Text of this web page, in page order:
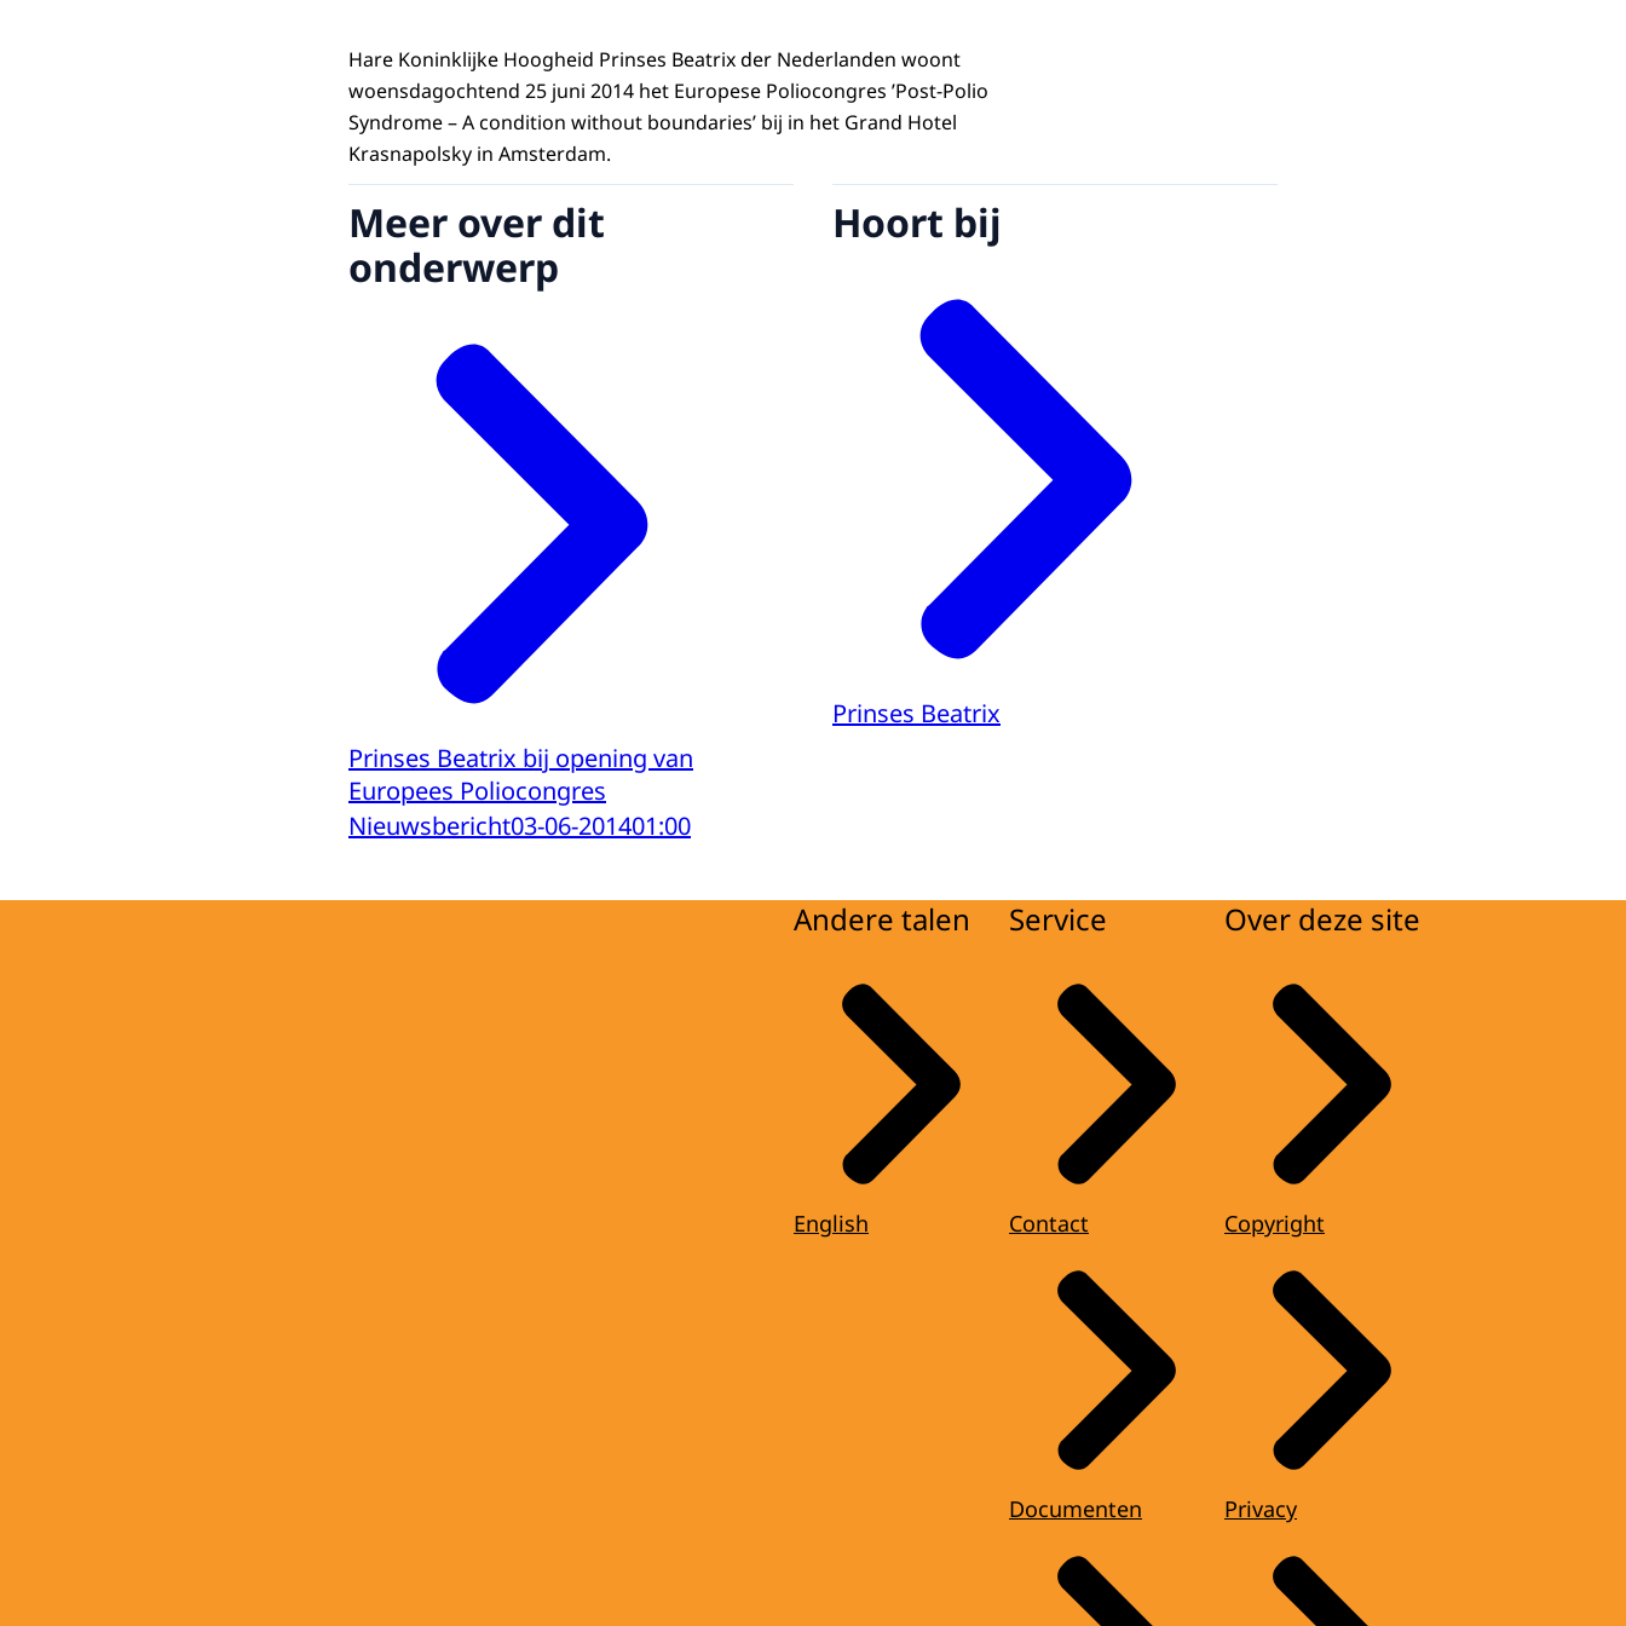
Hare Koninklijke Hoogheid Prinses Beatrix der Nederlanden woont
woensdagochtend 25 juni 2014 het Europese Poliocongres ’Post-Polio
Syndrome – A condition without boundaries’ bij in het Grand Hotel
Krasnapolsky in Amsterdam.
Meer over dit
onderwerp
Prinses Beatrix bij opening van
Europees Poliocongres
Nieuwsbericht03-06-201401:00
Hoort bij
Prinses Beatrix
Andere talen
English
Service
Contact
Documenten
Over deze site
Copyright
Privacy